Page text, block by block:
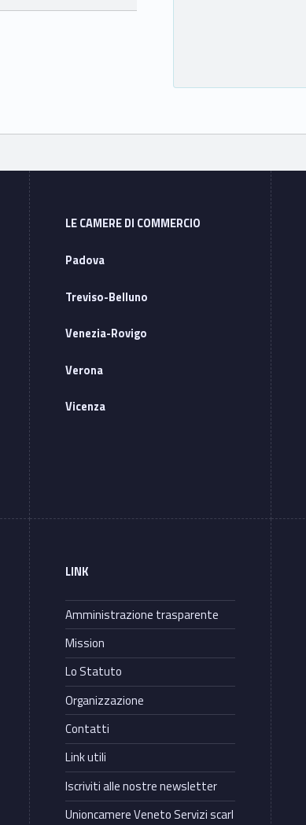
LE CAMERE DI COMMERCIO
Padova
Treviso-Belluno
Venezia-Rovigo
Verona
Vicenza
LINK
Amministrazione trasparente
Mission
Lo Statuto
Organizzazione
Contatti
Link utili
Iscriviti alle nostre newsletter
Unioncamere Veneto Servizi scarl